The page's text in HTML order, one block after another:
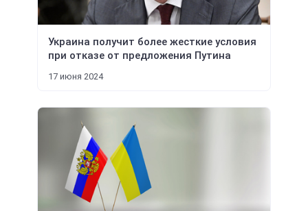
Украина получит более жесткие условия
при отказе от предложения Путина
17 июня 2024